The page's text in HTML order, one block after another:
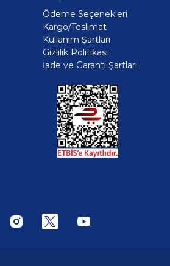
Ödeme Seçenekleri
Kargo/Teslimat
Kullanım Şartları
Gizlilik Politikası
İade ve Garanti Şartları